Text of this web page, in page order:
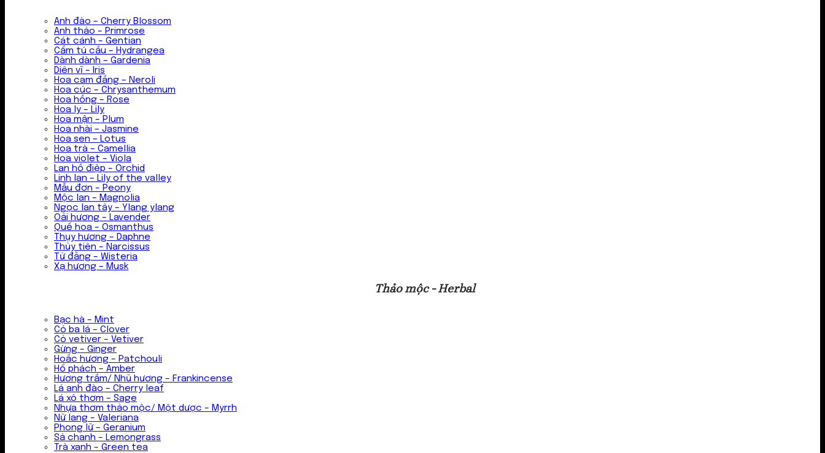
Anh đào – Cherry Blossom
Anh thảo – Primrose
Cát cánh – Gentian
Cẩm tú cầu – Hydrangea
Dành dành – Gardenia
Diên vĩ – Iris
Hoa cam đắng – Neroli
Hoa cúc – Chrysanthemum
Hoa hồng – Rose
Hoa ly – Lily
Hoa mận – Plum
Hoa nhài – Jasmine
Hoa sen – Lotus
Hoa trà – Camellia
Hoa violet – Viola
Lan hồ điệp – Orchid
Linh lan – Lily of the valley
Mẫu đơn – Peony
Mộc lan – Magnolia
Ngọc lan tây – Ylang ylang
Oải hương – Lavender
Quế hoa – Osmanthus
Thụy hương – Daphne
Thủy tiên – Narcissus
Tử đằng – Wisteria
Xạ hương – Musk
Thảo mộc - Herbal
Bạc hà – Mint
Cỏ ba lá – Clover
Cỏ vetiver – Vetiver
Gừng – Ginger
Hoắc hương – Patchouli
Hổ phách – Amber
Hương trầm/ Nhũ hương – Frankincense
Lá anh đào – Cherry leaf
Lá xô thơm – Sage
Nhựa thơm thảo mộc/ Một dược – Myrrh
Nữ lang – Valeriana
Phong lữ – Geranium
Sả chanh – Lemongrass
Trà xanh – Green tea